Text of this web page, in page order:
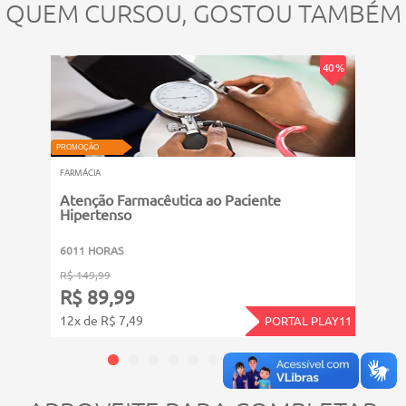
QUEM CURSOU, GOSTOU TAMBÉM
40 %
PROMOÇÃO
FARMÁCIA
Atenção Farmacêutica ao Paciente
Hipertenso
6011 HORAS
R$ 149,99
R$ 89,99
12x de R$ 7,49 PORTAL PLAY11